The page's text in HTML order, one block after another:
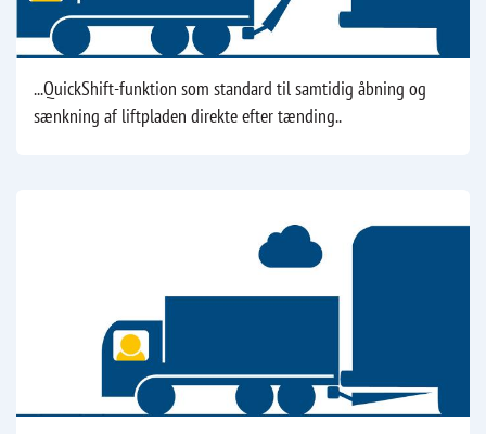
...QuickShift-funktion som standard til samtidig åbning og
sænkning af liftpladen direkte efter tænding..